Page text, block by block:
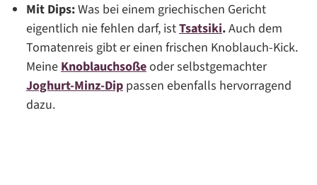
Mit Dips:Was bei einem griechischen Gericht
eigentlich nie fehlen darf, istTsatsiki.Auch dem
Tomatenreis gibt er einen frischen Knoblauch-Kick.
MeineKnoblauchsoßeoder selbstgemachter
Joghurt-Minz-Dip passen ebenfalls hervorragend
dazu.